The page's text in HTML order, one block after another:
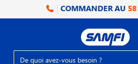
COMMANDER AU